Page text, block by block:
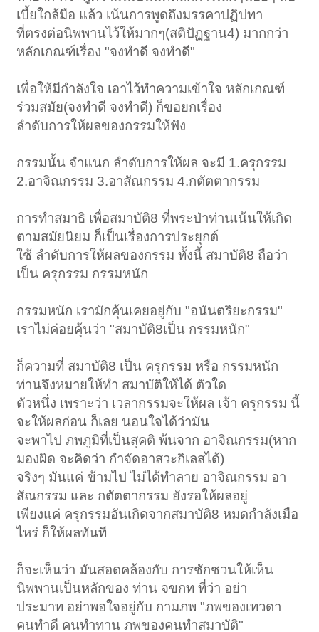
เบี้ยใกล้มือ แล้ว เน้นการพูดถึงมรรคาปฏิปทา
ที่ตรงต่อนิพพานไว้ให้มากๆ(สติปัฏฐาน4) มากกว่า
หลักเกณฑ์เรื่อง "จงทำดี จงทำดี"
เพื่อให้มีกำลังใจ เอาไว้ทำความเข้าใจ หลักเกณฑ์
ร่วมสมัย(จงทำดี จงทำดี) ก็ขอยกเรื่อง
ลำดับการให้ผลของกรรมให้ฟัง
กรรมนั้น จำแนก ลำดับการให้ผล จะมี 1.ครุกรรม
2.อาจิณกรรม 3.อาสัณกรรม 4.กตัตตากรรม
การทำสมาธิ เพื่อสมาบัติ8 ที่พระป่าท่านเน้นให้เกิด
ตามสมัยนิยม ก็เป็นเรื่องการประยุกต์
ใช้ ลำดับการให้ผลของกรรม ทั้งนี้ สมาบัติ8 ถือว่า
เป็น ครุกรรม กรรมหนัก
กรรมหนัก เรามักคุ้นเคยอยู่กับ "อนันตริยะกรรม"
เราไม่ค่อยคุ้นว่า "สมาบัติ8เป็น กรรมหนัก"
ก็ความที่ สมาบัติ8 เป็น ครุกรรม หรือ กรรมหนัก
ท่านจึงหมายให้ทำ สมาบัติให้ได้ ตัวใด
ตัวหนึ่ง เพราะว่า เวลากรรมจะให้ผล เจ้า ครุกรรม นี้
จะให้ผลก่อน ก็เลย นอนใจได้ว่ามัน
จะพาไป ภพภูมิที่เป็นสุคติ พ้นจาก อาจิณกรรม(หาก
มองผิด จะคิดว่า กำจัดอาสวะกิเลสได้)
จริงๆ มันแค่ ข้ามไป ไม่ได้ทำลาย อาจิณกรรม อา
สัณกรรม และ กตัตตากรรม ยังรอให้ผลอยู่
เพียงแค่ ครุกรรมอันเกิดจากสมาบัติ8 หมดกำลังเมือ
ไหร่ ก็ให้ผลทันที
ก็จะเห็นว่า มันสอดคล้องกับ การชักชวนให้เห็น
นิพพานเป็นหลักของ ท่าน จขกท ที่ว่า อย่า
ประมาท อย่าพอใจอยู่กับ กามภพ "ภพของเทวดา
คนทำดี คนทำทาน ภพของคนทำสมาบัติ"